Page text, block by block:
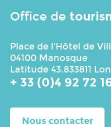
Office de
Place de l'Hôtel de
04100 Manosque
Latitude 43.833811
+ 33 (0)4 92 72
Nous contacter